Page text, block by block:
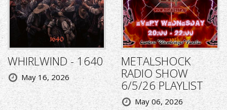
WHIRLWIND - 1640
May 16, 2026
METALSHOCK
RADIO SHOW
6/5/26 PLAYLIST
May 06, 2026